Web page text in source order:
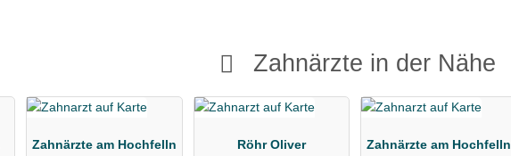
Zahnärzte in der Nähe
Zahnärzte am Hochfelln Röhr Oliver Zahnärzte am Hochfelln